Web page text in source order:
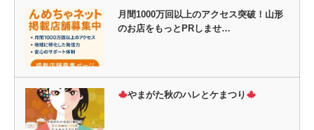
月間1000万回以上のアクセス突破！山形
のお店をもっとPRしませ…
やまがた秋のハレとケまつり